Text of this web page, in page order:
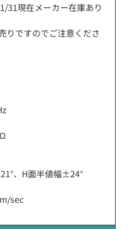
31現在メーカー在庫あり
りですのでご注意くださ
、H面半値幅±24°
sec